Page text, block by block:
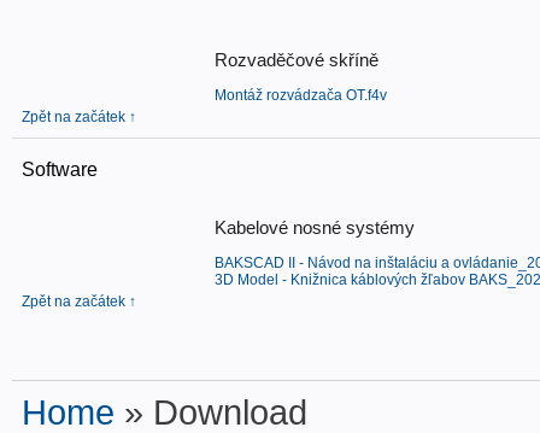
Rozvaděčové skříně
Montáž rozvádzača OT.f4v
Zpět na začátek ↑
Software
Kabelové nosné systémy
BAKSCAD II - Návod na inštaláciu a
3D Model - Knižnica káblových žľabov
Zpět na začátek ↑
Home » Download